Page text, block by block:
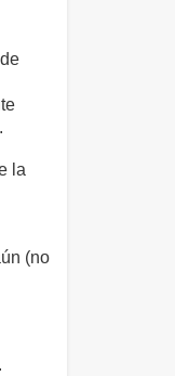
la
(no